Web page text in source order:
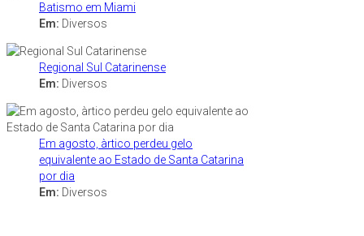
Batismo em Miami
Em: Diversos
Regional Sul Catarinense
Em: Diversos
Em agosto, àrtico perdeu gelo
equivalente ao Estado de Santa Catarina
por dia
Em: Diversos